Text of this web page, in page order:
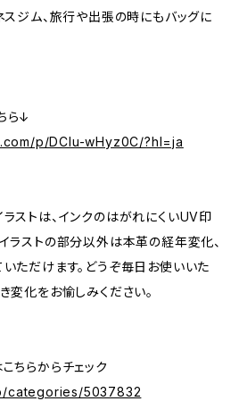
スジム、旅行や出張の時にもバッグに
ら↓
p/DClu-wHyz0C/?hl=ja
ストは、インクのはがれにくいUV印
ラストの部分以外は本革の経年変化、
ただけます。どうぞ毎日お使いいた
変化をお愉しみください。
ちらからチェック
categories/5037832